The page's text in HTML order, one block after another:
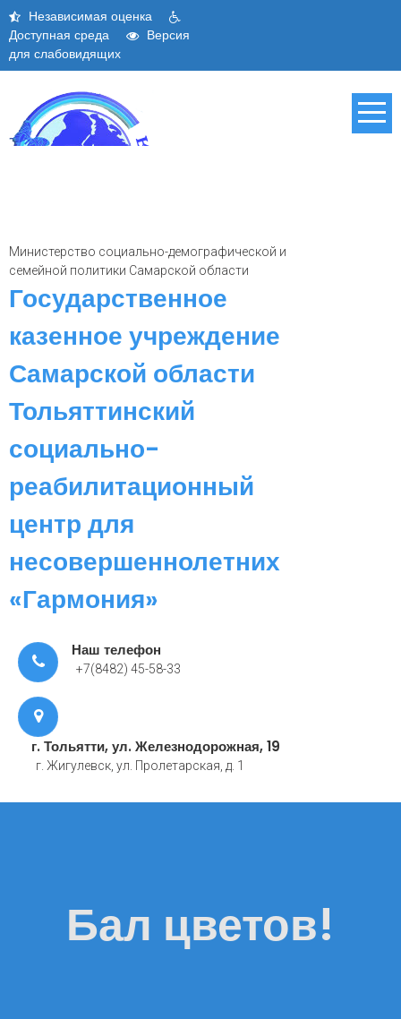
Skip
content
Независимая оценка
Доступная среда
Версия
для слабовидящих
Министерство социально-демографической и
семейной политики Самарской области
Государственное
казенное учреждение
Самарской области
Тольяттинский
социально-
реабилитационный
центр для
несовершеннолетних
«Гармония»
Наш телефон
+7(8482) 45-58-33
г. Тольятти, ул. Железнодорожная, 19
г. Жигулевск, ул. Пролетарская, д. 1
Бал цветов!